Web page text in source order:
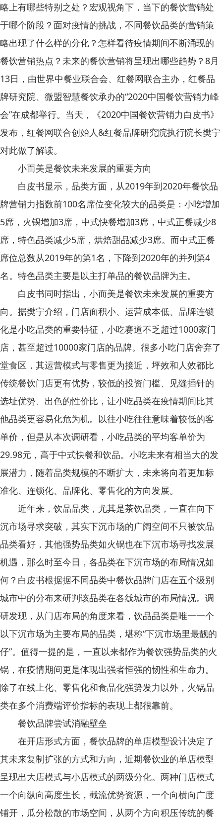
略上有哪些特别之处？宏观视角下，当下的餐饮营销处
于哪个阶段？面对疫情的挑战，不同餐饮品类的营销策
略出现了什么样的分化？怎样看待疫情期间不断涌现的
餐饮营销热点？未来的餐饮营销将呈现出哪些趋势？8月
13日，由世界中餐业联合会、红餐网联合主办，红餐品
牌研究院、微盟智慧餐饮承办的“2020中国餐饮营销力峰
会”在成都举行。当天，《2020中国餐饮营销力白皮书》
发布，红餐网联合创始人&红餐品牌研究院执行院长樊宁
对此做了解读。
小而美是餐饮未来发展的重要方向
白皮书显示，品类方面，从2019年到2020年餐饮品
牌营销力指数前100名席位变化较大的品类是：小吃增加
5席，火锅增加3席，中式快餐增加3席，中式正餐减少8
席，特色品类减少5席，烘焙甜品减少3席。而中式正餐
席位总数从2019年的第1名，下降到2020年的并列第4
名。特色品类主要是以主打单品的餐饮品牌为主。
白皮书同时指出，小而美是餐饮未来发展的重要方
向。据樊宁介绍，门店面积小、运营成本低、品牌连锁
化是小吃品类的重要特征，小吃赛道不乏超过1000家门
店，甚至超过10000家门店的品牌。很多小吃门店舍弃了
堂食区，其运营模式与零售更为接近，坪效和人效都比
传统餐饮门店更有优势，较低的投资门槛、见缝插针的
选址优势、出色的性价比，让小吃品类在疫情期间比其
他品类更容易化危为机。以往小吃往往意味着较低的客
单价，但是从本次调研看，小吃品类的平均客单价为
29.98元，高于中式快餐和饮品。小吃未来有相当大的发
展潜力，随着品类规模的不断扩大，未来将向着更加标
准化、连锁化、品牌化、零售化的方向发展。
近年来，饮品品类，尤其是茶饮品类，一直在向下
沉市场寻求突破，其实下沉市场的广阔空间不只被饮品
品类看好，其他强势品类如火锅也在下沉市场寻找发展
机遇，那么时至今日，各品类在下沉市场的布局情况如
何？白皮书根据据不同品类中餐饮品牌门店在五个级别
城市中的分布来研判该品类在各线城市的布局情况。调
研发现，从门店布局的角度来看，饮品品类是唯一一个
以下沉市场为主要布局的品类，堪称“下沉市场里最靓的
仔”。值得一提的是，一直以来都作为餐饮强势品类的火
锅，在疫情期间更是体现出强者恒强的韧性和生命力。
除了在线上化、零售化和食品化强势发力以外，火锅品
类在多个消费端评价指标的表现上都很靠前。
餐饮品牌尝试消融壁垒
在开店形式方面，餐饮品牌的单店模型设计决定了
其未来复制扩张的方式和方向，近期餐饮业的单店模型
呈现出大店模式与小店模式的两级分化。两种门店模式
一个向纵向高度生长，截流优势资源，一个向横向广度
铺开，瓜分松散的市场空间，从两个方向积压传统的餐